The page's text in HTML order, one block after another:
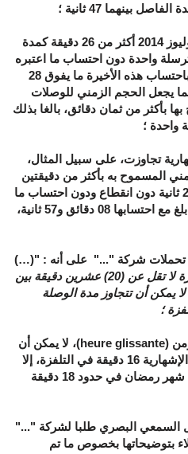
وحيث إن المتعهد بث يوم فاتح يوليوز 2014 أكثر من 26 دقيقة كمدة
واحدة دون احتساب ما اعتبره
إعلانات غير تجارية، والتي بلغت باحتساب هذه الأخيرة ما يفوق 28
وذلك بين 19:33 و20:33 مما يجعل الحجم الزمني للوصلات
بأكثر من ثمان دقائق، بالغا بذلك
واحدة ؛
تجاوزت، على سبيل المثال،
السقف الزمني المسموح به بأكثر من دقيقتين
بحجم زمني يقدر ب08 دقائق و26 ثانية دون انقطاع ودون احتساب ما
اعتبره إعلانات غير تجارية والتي بلغ مع احتسابها 08 دقائق و57 ثانية،
…
)
في التلفزة، يتوجب أن تفصل فترة لا تقل عن (20) عشرين دقيقة بين
يمكن أن تتجاوز مدة الوصلة
(
heure glissante)، لا يمكن أن
16 دقيقة في التلفزة، إلا
شهر رمضان في حدود 18 دقيقة
السمعي البصري طلبا لشركة "..."
2014، قصد الإدلاء بتوضيحاتها بخصوص ما تم